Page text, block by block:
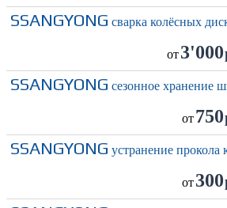
SSANGYONG сварка колёсных
от3'000
SSANGYONG сезонное хранение
от750
SSANGYONG устранение прокола
от300